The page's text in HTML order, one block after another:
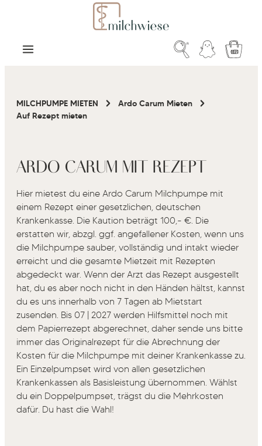
Zum Hauptinhalt springen
MILCHPUMPE MIETEN
Ardo Carum Mieten
Auf Rezept mieten
ARDO CARUM MIT REZEPT
Hier mietest du eine Ardo Carum Milchpumpe mit
einem Rezept einer gesetzlichen, deutschen
Krankenkasse. Die Kaution beträgt 100,- €. Die
erstatten wir, abzgl. ggf. angefallener Kosten, wenn uns
die Milchpumpe sauber, vollständig und intakt wieder
erreicht und die gesamte Mietzeit mit Rezepten
abgedeckt war. Wenn der Arzt das Rezept ausgestellt
hat, du es aber noch nicht in den Händen hältst, kannst
du es uns innerhalb von 7 Tagen ab Mietstart
zusenden. Bis 07 | 2027 werden Hilfsmittel noch mit
dem Papierrezept abgerechnet, daher sende uns bitte
immer das Originalrezept für die Abrechnung der
Kosten für die Milchpumpe mit deiner Krankenkasse zu.
Ein Einzelpumpset wird von allen gesetzlichen
Krankenkassen als Basisleistung übernommen. Wählst
du ein Doppelpumpset, trägst du die Mehrkosten
dafür. Du hast die Wahl!